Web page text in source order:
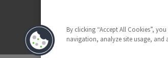
By clicking “Accept All Cookies”,
navigation, analyze site usage, and